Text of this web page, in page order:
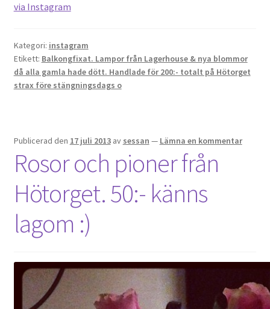
via Instagram
Kategori: instagram
Etikett: Balkongfixat. Lampor från Lagerhouse & nya blommor
då alla gamla hade dött. Handlade för 200:- totalt på Hötorget
strax före stängningsdags o
Publicerad den 17 juli 2013 av sessan — Lämna en kommentar
Rosor och pioner från
Hötorget. 50:- känns
lagom :)